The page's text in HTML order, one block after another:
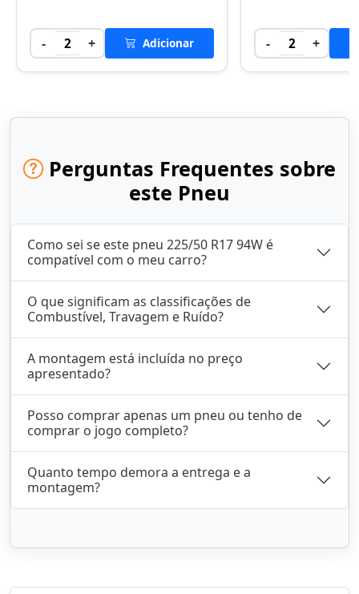
- 2 + Adicionar - 2 +
Perguntas Frequentes sobre
este Pneu
Como sei se este pneu 225/50 R17 94W é
compatível com o meu carro?
O que significam as classificações de
Combustível, Travagem e Ruído?
A montagem está incluída no preço
apresentado?
Posso comprar apenas um pneu ou tenho de
comprar o jogo completo?
Quanto tempo demora a entrega e a
montagem?